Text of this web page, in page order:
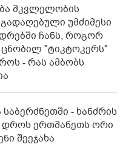
მკვლელობის
უმძიმესი
ჩანს, როგორ
"ტიკტოკერს"
- რას ამბობს
- ხანძრის
დროს ერთმანეთს ორი
შეეჯახა